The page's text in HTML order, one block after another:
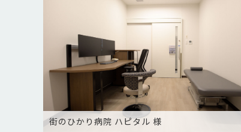
街のひかり病院 ハピタル 様